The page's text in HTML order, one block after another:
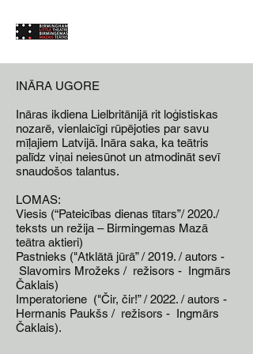
INĀRA UGORE
Ināras ikdiena Lielbritānijā rit loģistiskas
nozarē, vienlaicīgi rūpējoties par savu
mīļajiem Latvijā. Ināra saka, ka teātris
palīdz viņai neiesūnot un atmodināt sevī
snaudošos talantus.
LOMAS:
Viesis (“Pateicības dienas tītars”/ 2020./
teksts un režija – Birmingemas Mazā
teātra aktieri)
Pastnieks ("Atklātā jūrā” / 2019. / autors -
Slavomirs Mrožeks / režisors - Ingmārs
Čaklais)
Imperatoriene ("Čir, čir!” / 2022. / autors -
Hermanis Paukšs / režisors - Ingmārs
Čaklais).